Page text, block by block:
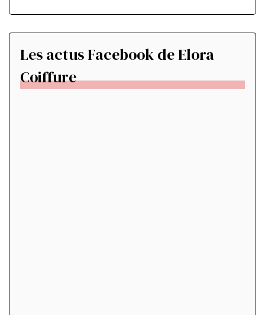
Les actus Facebook de Elora
Coiffure